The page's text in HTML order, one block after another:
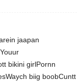
jaapan
bikini girlPornn
biig boobCuntt